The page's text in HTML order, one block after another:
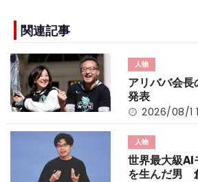
e
b
o
o
k
n
k
関連記事
人物
アリババ会長
発表
2026/08/1
人物
世界最大級AI
を生んだ男